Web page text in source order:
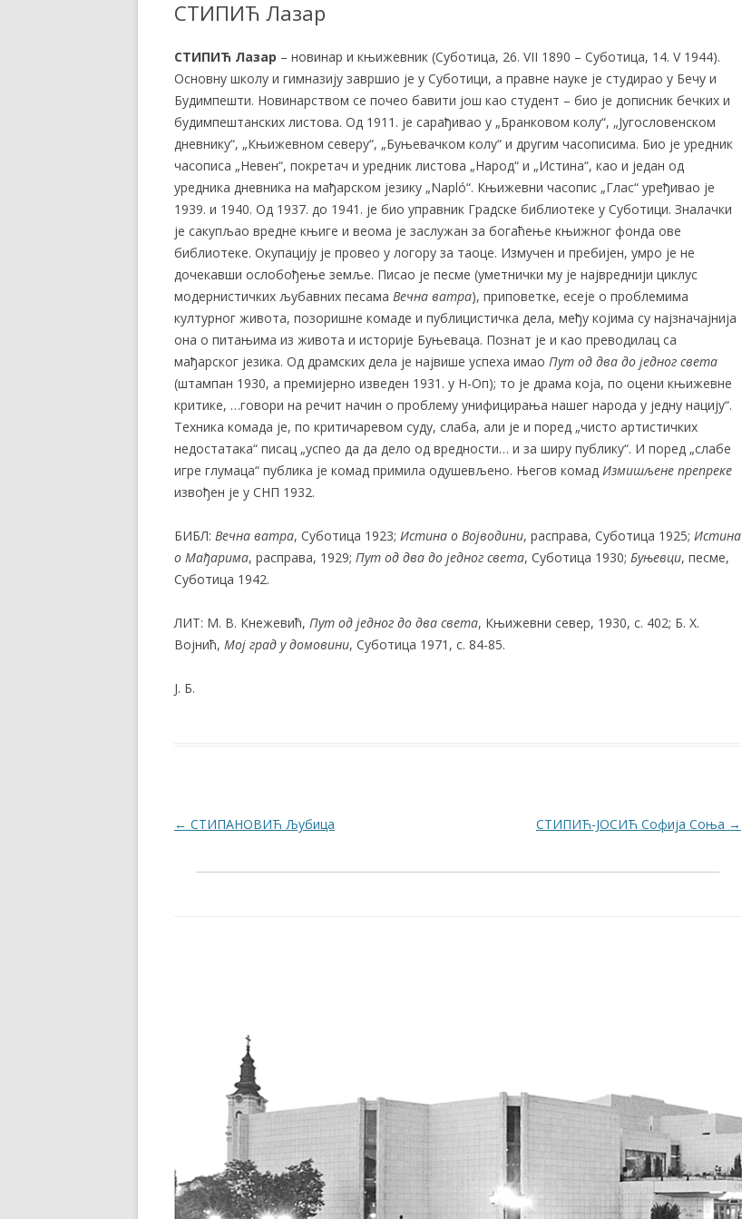
СТИПИЋ Лазар
СТИПИЋ Лазар – новинар и књижевник (Суботица, 26. VII 1890 – Суботица, 14. V 1944).
Основну школу и гимназију завршио је у Суботици, а правне науке је студирао у Бечу и
Будимпешти. Новинарством се почео бавити још као студент – био је дописник бечких и
будимпештанских листова. Од 1911. је сарађивао у „Бранковом колу“, „Југословенском
дневнику“, „Књижевном северу“, „Буњевачком колу“ и другим часописима. Био је уредник
часописа „Невен“, покретач и уредник листова „Народ“ и „Истина“, као и један од
уредника дневника на мађарском језику „Napló“. Књижевни часопис „Глас“ уређивао је
1939. и 1940. Од 1937. до 1941. је био управник Градске библиотеке у Суботици. Зналачки
је сакупљао вредне књиге и веома је заслужан за богаћење књижног фонда ове
библиотеке. Окупацију је провео у логору за таоце. Измучен и пребијен, умро је не
дочекавши ослобођење земље. Писао је песме (уметнички му је највреднији циклус
модернистичких љубавних песама Вечна ватра), приповетке, есеје о проблемима
културног живота, позоришне комаде и публицистичка дела, међу којима су најзначајнија
она о питањима из живота и историје Буњеваца. Познат је и као преводилац са
мађарског језика. Од драмских дела је највише успеха имао Пут од два до једног света
(штампан 1930, а премијерно изведен 1931. у Н-Оп); то је драма која, по оцени књижевне
критике, …говори на речит начин о проблему унифицирања нашег народа у једну нацију“.
Техника комада је, по критичаревом суду, слаба, али је и поред „чисто артистичких
недостатака“ писац „успео да да дело од вредности… и за ширу публику“. И поред „слабе
игре глумаца“ публика је комад примила одушевљено. Његов комад Измишљене препреке
извођен је у СНП 1932.
БИБЛ: Вечна ватра, Суботица 1923; Истина о Војводини, расправа, Суботица 1925; Истина
о Мађарима, расправа, 1929; Пут од два до једног света, Суботица 1930; Буњевци, песме,
Суботица 1942.
ЛИТ: М. В. Кнежевић, Пут од једног до два света, Књижевни север, 1930, с. 402; Б. Х.
Војнић, Мој град удомовини, Суботица 1971, с. 84-85.
Ј. Б.
Post navigation
← СТИПАНОВИЋ Љубица СТИПИЋ-ЈОСИЋ Софија Соња →